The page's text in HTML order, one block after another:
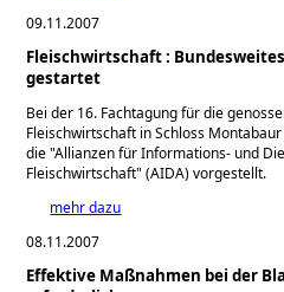
09.11.2007
Fleischwirtschaft :
gestartet
Bei der 16. Fachtagung für die
Fleischwirtschaft in Schloss
die "Allianzen für Informations- und
Fleischwirtschaft" (AIDA) vorgestellt.
mehr dazu
08.11.2007
Effektive Maßnahmen bei der